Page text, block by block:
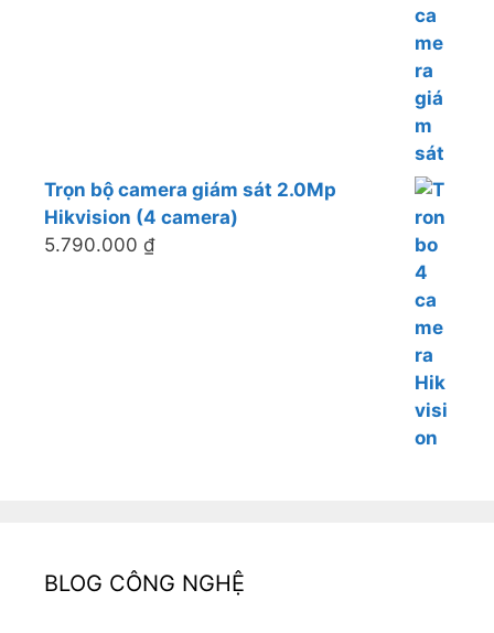
Trọn bộ camera giám sát 2.0Mp
Hikvision (4 camera)
5.790.000 ₫
BLOG CÔNG NGHỆ